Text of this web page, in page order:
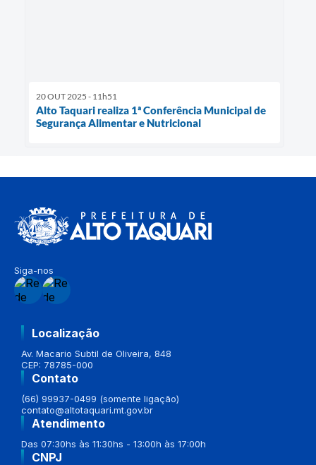
20 OUT 2025 - 11h51
Alto Taquari realiza 1ª Conferência Municipal de
Segurança Alimentar e Nutricional
Siga-nos
Localização
Av. Macario Subtil de Oliveira, 848
CEP: 78785-000
Contato
(66) 99937-0499 (somente ligação)
contato@altotaquari.mt.gov.br
Atendimento
Das 07:30hs às 11:30hs - 13:00h às 17:00h
CNPJ